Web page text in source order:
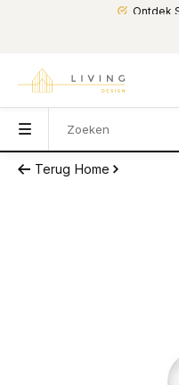
Ontdek
Terug Home